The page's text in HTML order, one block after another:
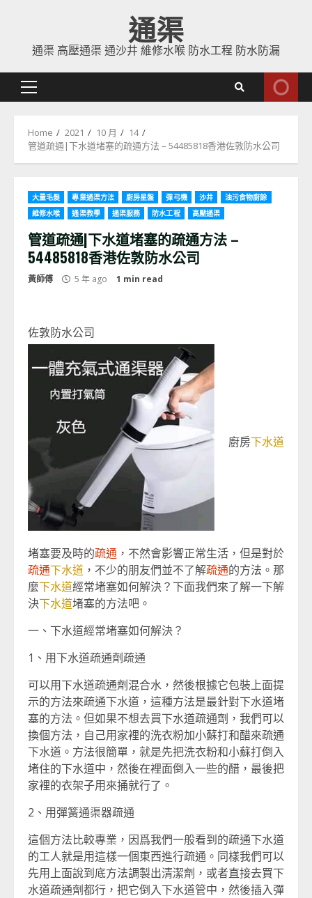
content
通渠
通渠 高壓通渠 通沙井 維修水喉 防水工程 防水防漏
Primary
Home 2021 10 月
14
管道疏通|下水道堵塞的疏通方法 – 54485818香港佐敦防水公司
大量毛髮 專業通渠方法 廚房星盤 彈弓機 沙井
油污食物廚餘
維修水喉
通渠教學 通渠服務 防水工程 高壓通渠
管道疏通|下水道堵塞的疏通方法 –
54485818香港佐敦防水公司
黃師傅 5 年 ago 1 min read
佐敦防水公司
廚房下水道
堵塞要及時的疏通 ，不然會影響正常生活，但是對於
疏通下水道 ，不少的朋友們並不了解疏通的方法。那
麼下水道經常堵塞如何解決？下面我們來了解一下解
決下水道堵塞的方法吧。
一、下水道經常堵塞如何解決？
1、用下水道疏通劑疏通
可以用下水道疏通劑混合水，然後根據它包裝上面提
示的方法來疏通下水道，這種方法是最針對下水道堵
塞的方法。但如果不想去買下水道疏通劑，我們可以
換個方法，自己用家裡的洗衣粉加小蘇打和醋來疏通
下水道。方法很簡單，就是先把洗衣粉和小蘇打倒入
堵住的下水道中，然後在裡面倒入一些的醋，最後把
家裡的衣架子用來捅就行了。
2、用彈簧通渠器疏通
這個方法比較專業，因爲我們一般看到的疏通下水道
的工人就是用這樣一個東西進行疏通。同樣我們可以
先用上面說到底方法調製出清潔劑，或者直接去買下
水道疏通劑都行，把它倒入下水道管中，然後插入彈